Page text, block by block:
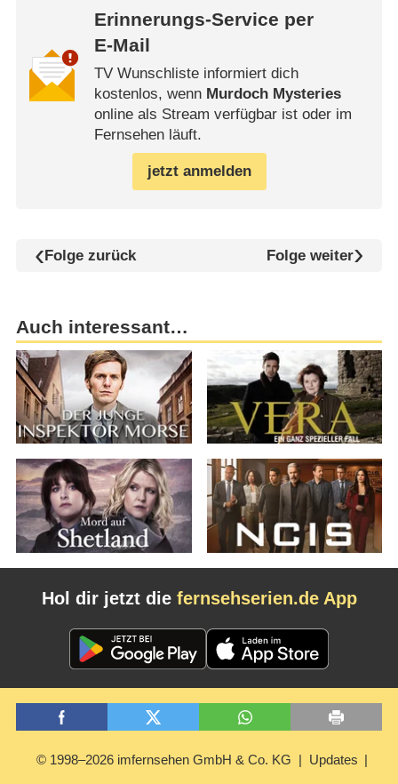
Erinnerungs-Service per
E-Mail
TV Wunschliste informiert dich
kostenlos, wenn Murdoch Mysteries
online als Stream verfügbar ist oder im
Fernsehen läuft.
jetzt anmelden
Folge zurück Folge weiter
Auch interessant…
Hol dir jetzt die fernsehserien.de App
© 1998–2026 imfernsehen GmbH & Co. KG Updates